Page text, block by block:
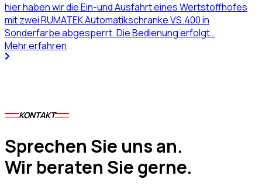
hier haben wir die Ein-und Ausfahrt eines Wertstoffhofes
mit zwei RUMATEK Automatikschranke VS.400 in
Sonderfarbe abgesperrt. Die Bedienung erfolgt…
Mehr erfahren
KONTAKT
Sprechen Sie uns an.
Wir beraten Sie gerne.